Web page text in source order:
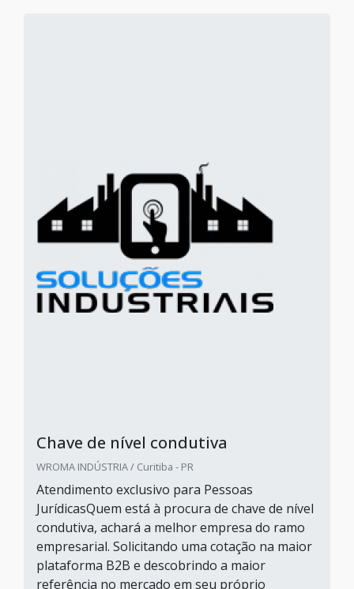
Chave de nível condutiva
WROMA INDÚSTRIA / Curitiba - PR
Atendimento exclusivo para Pessoas
JurídicasQuem está à procura de chave de nível
condutiva, achará a melhor empresa do ramo
empresarial. Solicitando uma cotação na maior
plataforma B2B e descobrindo a maior
referência no mercado em seu próprio